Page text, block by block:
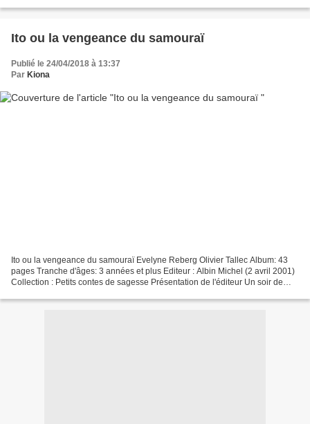
Ito ou la vengeance du samouraï
Publié le 24/04/2018 à 13:37
Par Kiona
Ito ou la vengeance du samouraï Evelyne Reberg Olivier Tallec Album: 43
pages Tranche d'âges: 3 années et plus Editeur : Albin Michel (2 avril 2001)
Collection : Petits contes de sagesse Présentation de l'éditeur Un soir de